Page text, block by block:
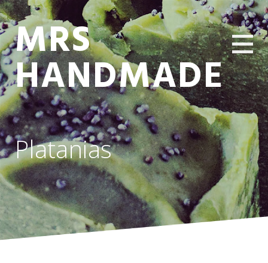
MRS
HANDMADE
Platanias